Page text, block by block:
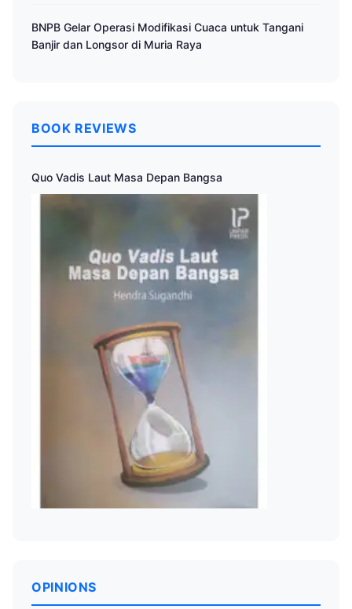
BNPB Gelar Operasi Modifikasi Cuaca untuk Tangani
Banjir dan Longsor di Muria Raya
BOOK REVIEWS
Quo Vadis Laut Masa Depan Bangsa
OPINIONS